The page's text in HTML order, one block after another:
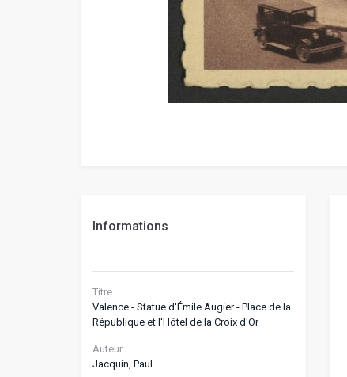
Informations
Titre
Valence - Statue d'Émile Augier - Place de la
République et l'Hôtel de la Croix d'Or
Auteur
Jacquin, Paul